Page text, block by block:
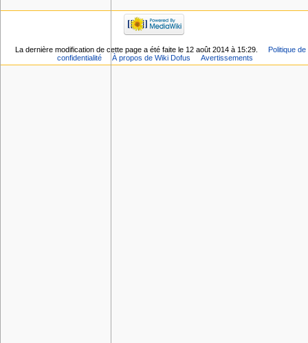
La dernière modification de cette page a été faite le 12 août 2014 à 15:29.
Politique de
confidentialité
À propos de Wiki Dofus Avertissements